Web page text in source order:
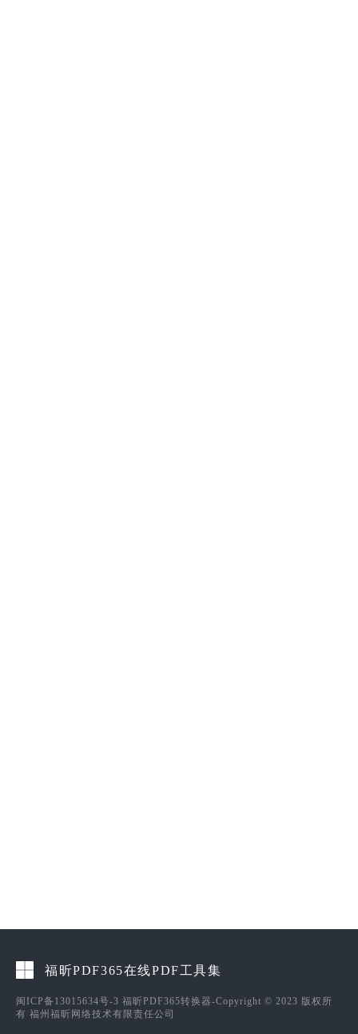
福昕PDF365在线PDF工具集
闽ICP备13015634号-3 福昕PDF365转换器-Copyright © 2023 版权所
有 福州福昕网络技术有限责任公司